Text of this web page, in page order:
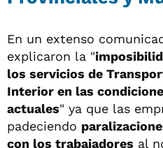
En un extenso
explicaron la "
los servicios de
Interior en las
actuales" ya que las
padeciendo
con los trabajadores al